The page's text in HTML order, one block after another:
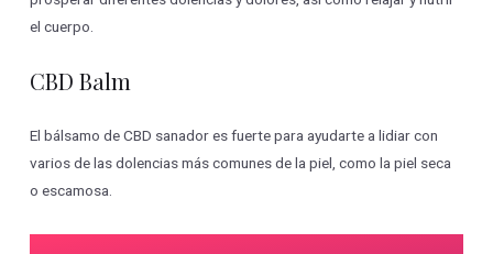
el cuerpo.
CBD Balm
El bálsamo de CBD sanador es fuerte para ayudarte a lidiar con
varios de las dolencias más comunes de la piel, como la piel seca
o escamosa.